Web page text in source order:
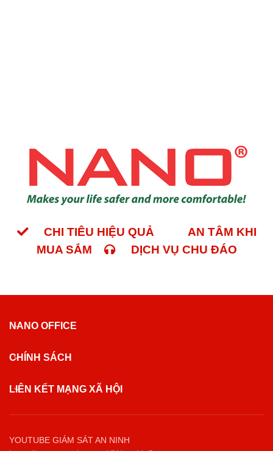
CHI TIÊU HIỆU QUẢ
AN TÂM KHI
MUA SẮM
DỊCH VỤ CHU ĐÁO
NANO OFFICE
CHÍNH SÁCH
LIÊN KẾT MẠNG XÃ HỘI
YOUTUBE GIÁM SÁT AN NINH